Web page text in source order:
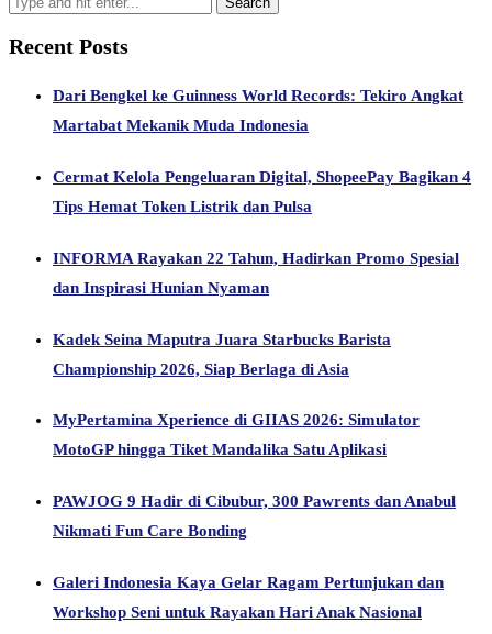
Recent Posts
Dari Bengkel ke Guinness World Records: Tekiro Angkat
Martabat Mekanik Muda Indonesia
Cermat Kelola Pengeluaran Digital, ShopeePay Bagikan 4
Tips Hemat Token Listrik dan Pulsa
INFORMA Rayakan 22 Tahun, Hadirkan Promo Spesial
dan Inspirasi Hunian Nyaman
Kadek Seina Maputra Juara Starbucks Barista
Championship 2026, Siap Berlaga di Asia
MyPertamina Xperience di GIIAS 2026: Simulator
MotoGP hingga Tiket Mandalika Satu Aplikasi
PAWJOG 9 Hadir di Cibubur, 300 Pawrents dan Anabul
Nikmati Fun Care Bonding
Galeri Indonesia Kaya Gelar Ragam Pertunjukan dan
Workshop Seni untuk Rayakan Hari Anak Nasional